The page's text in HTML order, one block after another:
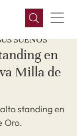
SUEÑOS
en
Milla de
standing en
Oro.